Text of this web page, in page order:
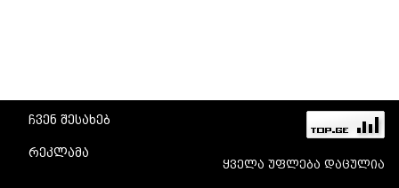
ჩვენ შესახებ
რეკლამა
ყველა უფლება დაცულია